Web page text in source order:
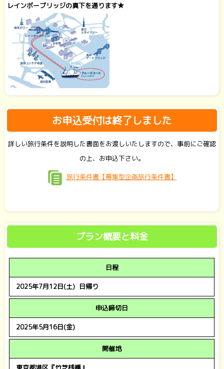
レインボーブリッジの真下を通ります★
お申込受付は終了しました
詳しい旅行条件を説明した書面をお渡しいたしますので、事前にご確認
の上、お申込下さい。
旅行条件書【募集型企画旅行条件書】
プラン概要と料金
日程
2025年7月12日(土) 日帰り
申込締切日
2025年5月16日(金)
開催地